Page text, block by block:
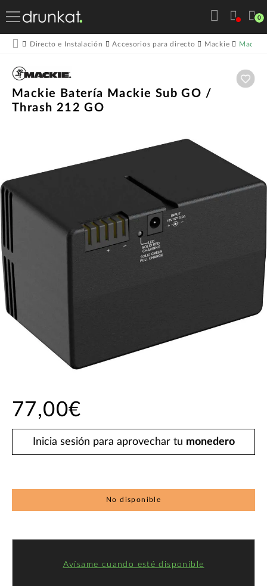
0
Directo e Instalación Accesorios para directo Mackie Mackie
Mackie Batería Mackie Sub GO /
Thrash 212 GO
77,00€
Inicia sesión para aprovechar tu monedero
No disponible
Avísame cuando esté disponible